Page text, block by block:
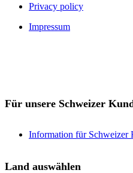
Privacy policy
Impressum
Für unsere Schweizer
Information für Schweizer
Land auswählen